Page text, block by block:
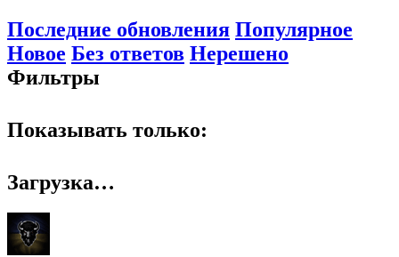
Последние обновления Популярное
Новое Без ответов Нерешено
Фильтры
Показывать только:
Загрузка…